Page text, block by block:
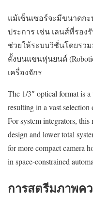
แม้เซ็นเซอร์จะมีขนาดก
ประการ เช่น เลนส์ที่รอ
ช่วยให้ระบบวิชั่นโดยรว
ตั้งบนแขนหุ่นยนต์
เครื่องจักร
The 1/3″ optical format is
resulting in a vast
For system integrators,
design and lower total
for more compact camera
in space-constrained
การสตรีมภาพคว